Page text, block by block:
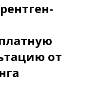
от